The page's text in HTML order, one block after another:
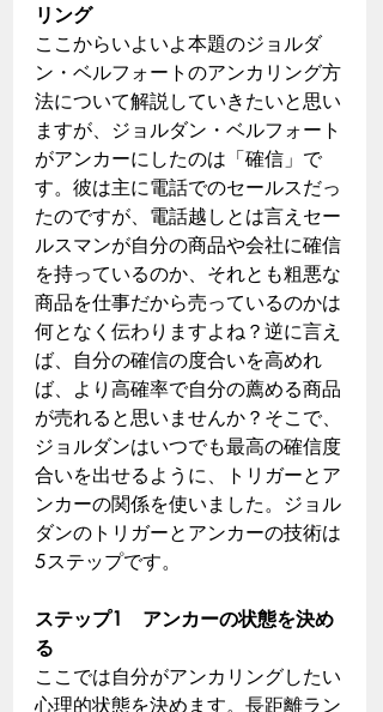
リング
ここからいよいよ本題のジョルダ
ン・ベルフォートのアンカリング方
法について解説していきたいと思い
ますが、ジョルダン・ベルフォート
がアンカーにしたのは「確信」で
す。彼は主に電話でのセールスだっ
たのですが、電話越しとは言えセー
ルスマンが自分の商品や会社に確信
を持っているのか、それとも粗悪な
商品を仕事だから売っているのかは
何となく伝わりますよね？逆に言え
ば、自分の確信の度合いを高めれ
ば、より高確率で自分の薦める商品
が売れると思いませんか？そこで、
ジョルダンはいつでも最高の確信度
合いを出せるように、トリガーとア
ンカーの関係を使いました。ジョル
ダンのトリガーとアンカーの技術は
5ステップです。
ステップ1　アンカーの状態を決め
る
ここでは自分がアンカリングしたい
心理的状態を決めます。長距離ラン